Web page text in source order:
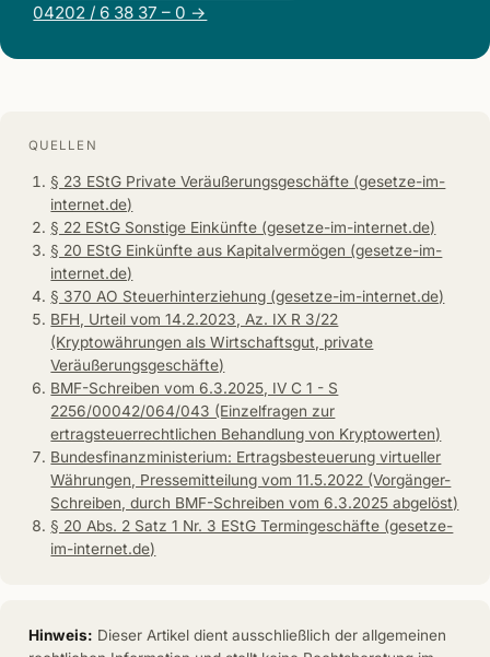
04202 / 6 38 37 – 0 →
QUELLEN
§ 23 EStG Private Veräußerungsgeschäfte (gesetze-im-
internet.de)
§ 22 EStG Sonstige Einkünfte (gesetze-im-internet.de)
§ 20 EStG Einkünfte aus Kapitalvermögen (gesetze-im-
internet.de)
§ 370 AO Steuerhinterziehung (gesetze-im-internet.de)
BFH, Urteil vom 14.2.2023, Az. IX R 3/22
(Kryptowährungen als Wirtschaftsgut, private
Veräußerungsgeschäfte)
BMF-Schreiben vom 6.3.2025, IV C 1 - S
2256/00042/064/043 (Einzelfragen zur
ertragsteuerrechtlichen Behandlung von Kryptowerten)
Bundesfinanzministerium: Ertragsbesteuerung virtueller
Währungen, Pressemitteilung vom 11.5.2022 (Vorgänger-
Schreiben, durch BMF-Schreiben vom 6.3.2025 abgelöst)
§ 20 Abs. 2 Satz 1 Nr. 3 EStG Termingeschäfte (gesetze-
im-internet.de)
Hinweis: Dieser Artikel dient ausschließlich der allgemeinen